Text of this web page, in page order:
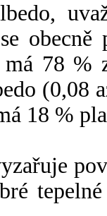
78 %
(0,08
18 %